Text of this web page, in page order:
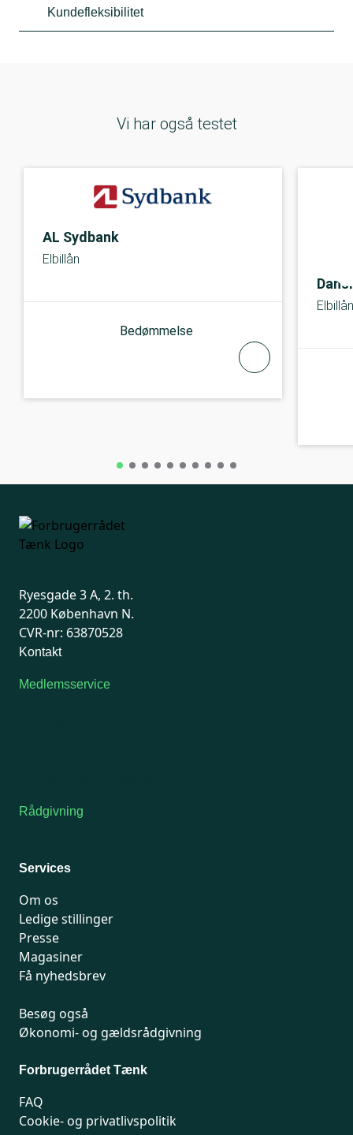
Kundefleksibilitet
Vi har også testet
AL Sydbank
Elbillån
Bedømmelse
Elbillån
Ryesgade 3 A, 2. th.
2200 København N.
CVR-nr: 63870528
Kontakt
Medlemsservice
Rådgivning
Services
Om os
Ledige stillinger
Presse
Magasiner
Få nyhedsbrev
Besøg også
Økonomi- og gældsrådgivning
Forbrugerrådet Tænk
FAQ
Cookie- og privatlivspolitik